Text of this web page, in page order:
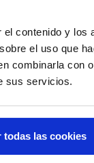
contenido y
el uso que
combinarla con
sus servicios.
todas las cookies
dispose de
Piriápolis et
de
infirmiers et
a collaboré
deportes
de type
et réduisent